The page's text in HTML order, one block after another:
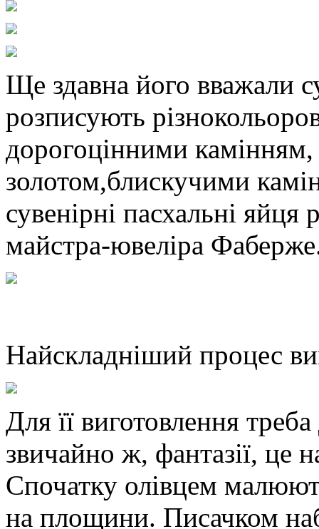
Ще здавна його вважали
розписують
дорогоцінними камінням,
золотом,блискучими
сувенірні пасхальні яйця
майстра-ювеліра
Найскладніший процес
Для її виготовлення
звичайно ж, фантазії, це
Спочатку олівцем
на площини. Писачком